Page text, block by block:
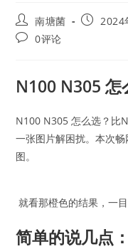
Post
author:
南塘菌
Post2024
Post0评论
N100 N305 怎
N100 N305 怎么选？比
一张图片解困扰。本次
图。
就看那橙色的结果，一目
简单的说几点：